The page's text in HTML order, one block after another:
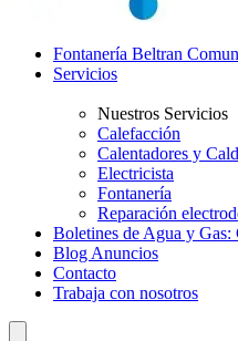
Fontanería Beltran
Servicios
Nuestros Servicios
Calefacción
Calentadores y
Electricista
Fontanería
Reparación
Boletines de Agua y Gas:
Blog Anuncios
Contacto
Trabaja con nosotros